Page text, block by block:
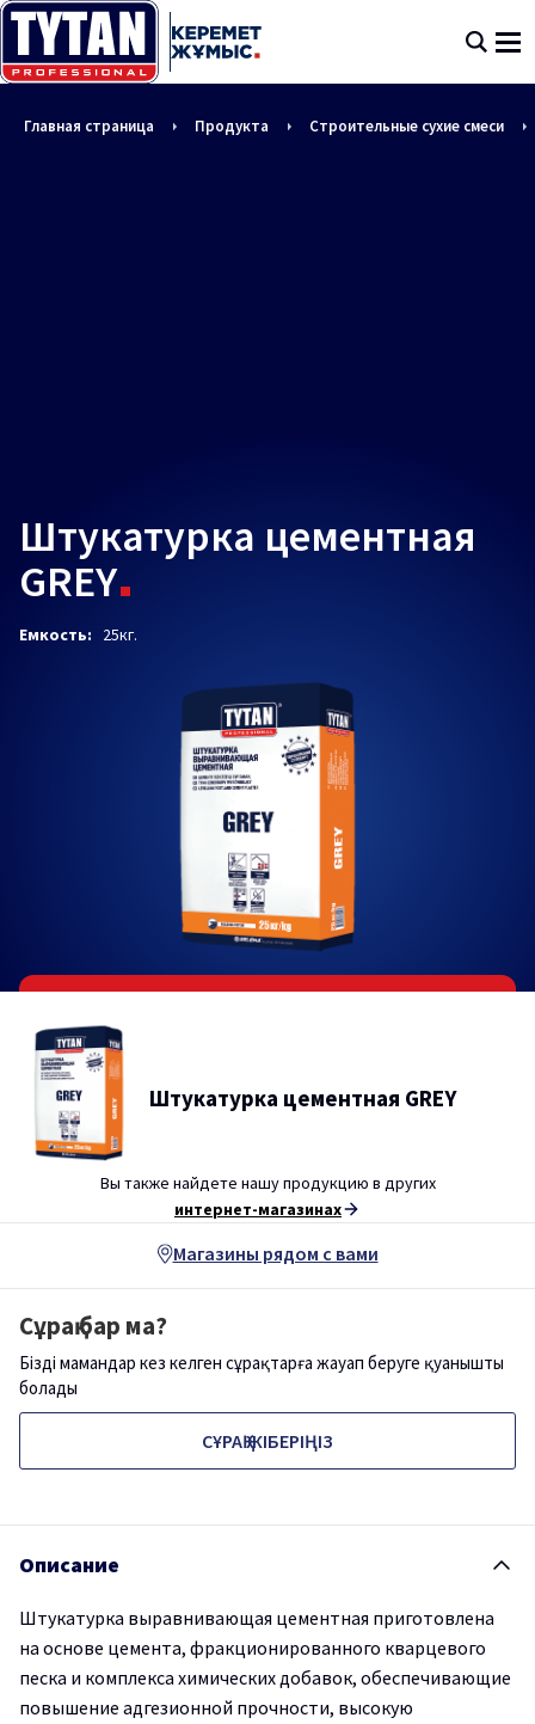
Главная страница Продукта Строительные сухие смеси
Штукатурка цементная
GREY
Емкость: 25кг.
Штукатурка цементная GREY
Вы также найдете нашу продукцию в других
интернет-магазинах
Магазины рядом с вами
Сұрақ бар ма?
Біздің мамандар кез келген сұрақтарға жауап беруге қуанышты
болады
СҰРАҚ ЖІБЕРІҢІЗ
Описание
Штукатурка выравнивающая цементная приготовлена
на основе цемента, фракционированного кварцевого
песка и комплекса химических добавок, обеспечивающие
повышение адгезионной прочности, высокую